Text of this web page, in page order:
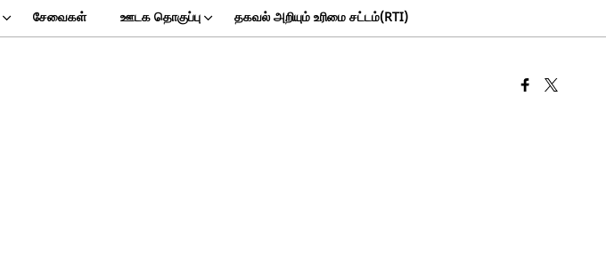
சேவைகள் ஊடக தொகுப்பு தகவல் அறியும் உரிமை சட்டம்(RTI)